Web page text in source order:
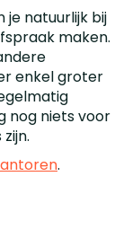
je natuurlijk bij
maken.
enkel groter
nog niets voor
.